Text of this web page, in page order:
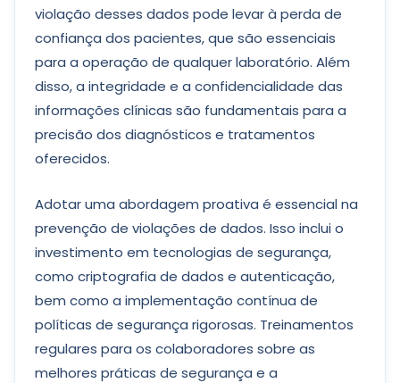
violação desses dados pode levar à perda de
confiança dos pacientes, que são essenciais
para a operação de qualquer laboratório. Além
disso, a integridade e a confidencialidade das
informações clínicas são fundamentais para a
precisão dos diagnósticos e tratamentos
oferecidos.
Adotar uma abordagem proativa é essencial na
prevenção de violações de dados. Isso inclui o
investimento em tecnologias de segurança,
como criptografia de dados e autenticação,
bem como a implementação contínua de
políticas de segurança rigorosas. Treinamentos
regulares para os colaboradores sobre as
melhores práticas de segurança e a